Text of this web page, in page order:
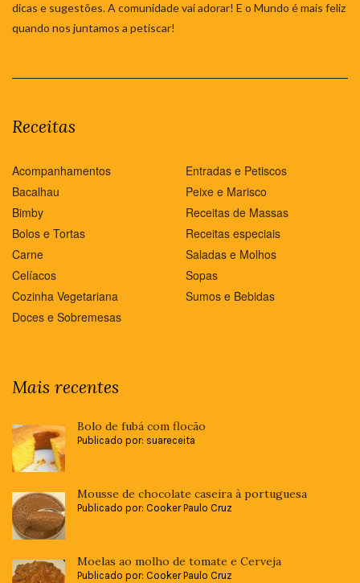
dicas e sugestões. A comunidade vai adorar! E o Mundo é mais feliz
quando nos juntamos a petiscar!
Receitas
Acompanhamentos
Bacalhau
Bimby
Bolos e Tortas
Carne
Celíacos
Cozinha Vegetariana
Doces e Sobremesas
Entradas e Petiscos
Peixe e Marisco
Receitas de Massas
Receitas especiais
Saladas e Molhos
Sopas
Sumos e Bebidas
Mais recentes
Bolo de fubá com flocão
Publicado por: suareceita
Mousse de chocolate caseira à portuguesa
Publicado por: Cooker Paulo Cruz
Moelas ao molho de tomate e Cerveja
Publicado por: Cooker Paulo Cruz